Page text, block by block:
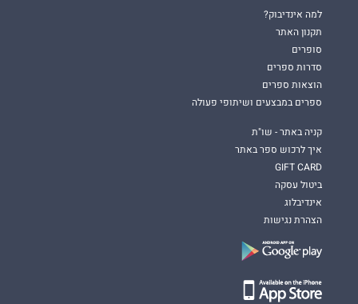
למה אינדיבוק?
תקנון האתר
סופרים
סדרות ספרים
הוצאות ספרים
ספרים במבצעים ושיתופי פעולה
קניה באתר - שו"ת
איך לרכוש ספר באתר
GIFT CARD
ביטול עסקה
אינדיבלוג
הצהרת נגישות